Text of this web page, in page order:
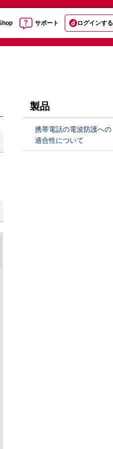
サポート ログインする
製品
携帯電話の電波防護への
適合性について